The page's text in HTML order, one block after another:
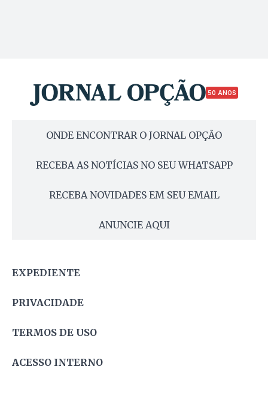
50 ANOS
ONDE ENCONTRAR O JORNAL OPÇÃO
RECEBA AS NOTÍCIAS NO SEU WHATSAPP
RECEBA NOVIDADES EM SEU EMAIL
ANUNCIE AQUI
EXPEDIENTE
PRIVACIDADE
TERMOS DE USO
ACESSO INTERNO